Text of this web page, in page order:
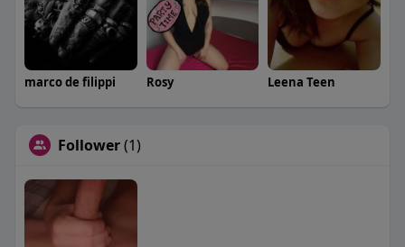
marco de filippi Rosy Leena Teen
Follower(1)